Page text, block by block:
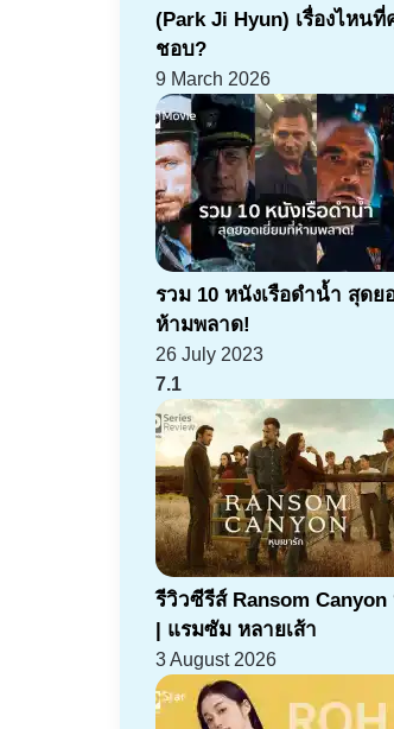
(Park Ji Hyun) เรื่องไหน
ชอบ?
9 March 2026
รวม 10 หนังเรือดำน้ำ สุดย
ห้ามพลาด!
26 July 2023
7.1
รีวิวซีรีส์ Ransom Canyon
| แรมซัม หลายเส้า
3 August 2026